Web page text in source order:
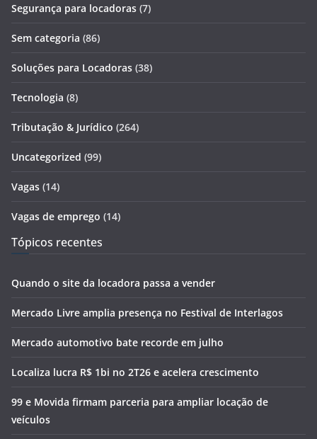
Segurança para locadoras (7)
Sem categoria (86)
Soluções para Locadoras (38)
Tecnologia (8)
Tributação & Jurídico (264)
Uncategorized (99)
Vagas (14)
Vagas de emprego (14)
Tópicos recentes
Quando o site da locadora passa a vender
Mercado Livre amplia presença no Festival de Interlagos
Mercado automotivo bate recorde em julho
Localiza lucra R$ 1bi no 2T26 e acelera crescimento
99 e Movida firmam parceria para ampliar locação de
veículos